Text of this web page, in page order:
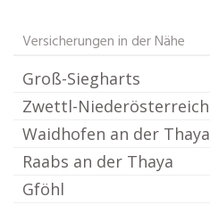
Versicherungen in der Nähe
Groß-Siegharts
Zwettl-Niederösterreich
Waidhofen an der Thaya
Raabs an der Thaya
Gföhl